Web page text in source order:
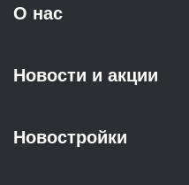
О нас
Новости и акции
Новостройки